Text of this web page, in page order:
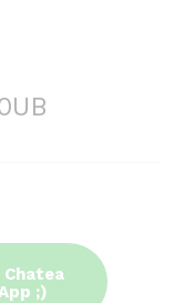
Chatea
;)